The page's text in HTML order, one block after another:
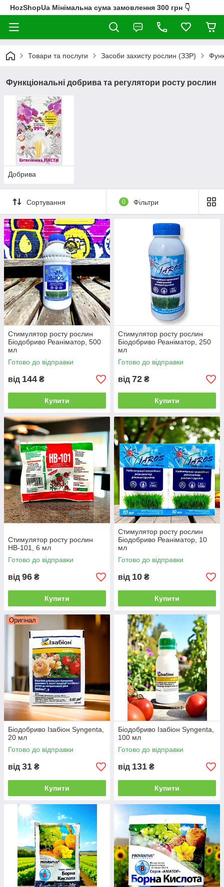
HozShopUa Мінімальна сума замовлення 300 грн 👇
Товари та послуги Засоби захисту рослин (ЗЗР)
Функціональні добрива та регулятори росту рослин
Добрива
Сортування 0 Фільтри
Стимулятор росту рослин
Біодобриво Реаніматор, 500
мл
Готово до відправки
від 144 ₴
Купити
Стимулятор росту рослин
Біодобриво Реаніматор, 250
мл
Готово до відправки
від 72 ₴
Купити
Стимулятор росту рослин
НВ-101, 6 мл
Готово до відправки
від 96 ₴
Купити
Стимулятор росту рослин
Біодобриво Реаніматор, 10
мл
Готово до відправки
від 10 ₴
Купити
Оригінал
Біодобриво Ізабіон Syngenta,
20 мл
Готово до відправки
від 31 ₴
Купити
Біодобриво Ізабіон Syngenta,
100 мл
Готово до відправки
від 131 ₴
Купити